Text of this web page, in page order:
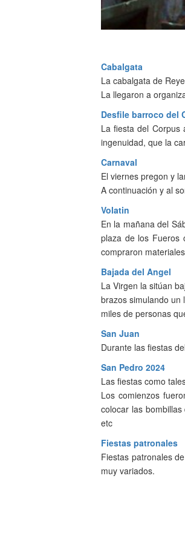
Cabalgata
La cabalgata de
La llegaron a
Desfile barroco del
La fiesta del Corpus
ingenuidad, que la
Carnaval
El viernes pregon y
A continuación y al
Volatin
En la mañana del
plaza de los Fueros
compraron
Bajada del Angel
La Virgen la sitúan
brazos simulando un
miles de personas
San Juan
Durante las fiestas
San Pedro 2024
Las fiestas como
Los comienzos
colocar las
etc
Fiestas patronales
Fiestas patronales
muy variados.